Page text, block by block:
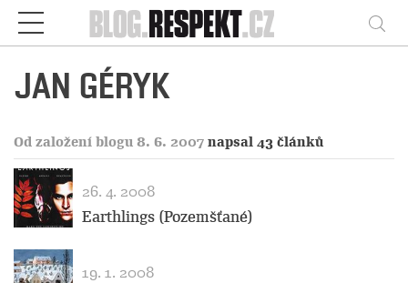
Respekt
JAN GÉRYK
Od založení blogu 8. 6. 2007 napsal 43 článků
26. 4. 2008
Earthlings (Pozemšťané)
19. 1. 2008